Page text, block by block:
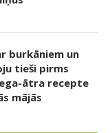
burkāniem un
tieši pirms
ātra recepte
mājās